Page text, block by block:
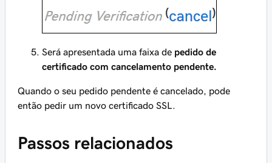
Será apresentada uma faixa de pedido de
certificado com cancelamento pendente.
Quando o seu pedido pendente é cancelado, pode
então pedir um novo certificado SSL.
Passos relacionados